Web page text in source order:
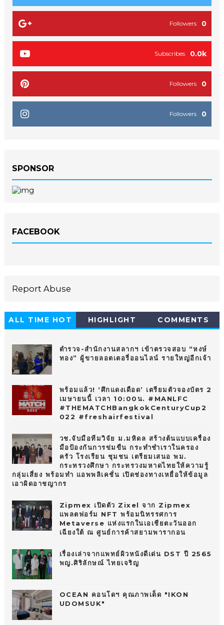
0
Followers
0.0k
Subscribes
0
Followers
0
Followers
SPONSOR
FACEBOOK
Report Abuse
ALL TIME HOT
HIGHLIGHT COMMENTS
ตำรวจ-สำนักงานสลากฯ เข้าตรวจสอบ “หงษ์
ทอง” ผู้ขายลอตเตอรี่ออนไลน์ รายใหญ่อีกเจ้า
พร้อมแล้ว! ‘ศึกแดงเดือด’ เตรียมตัวจองบัตร 2
เมษายนนี้ เวลา 10:00น. #MANLFC
#THEMATCHBangkokCenturyCup2
022 #freshairfestival
วช.จับมือทีมวิจัย ม.มหิดล สร้างต้นแบบเครื่อง
มือป้องกันการข่มขืน กระทำชำเราในครอง
ครัว โรงเรียน ชุมชน เตรียมเสนอ พม.
กระทรวงศึกษา กระทรวงมหาดไทยให้ความรู้
กลุ่มเสี่ยง พร้อมทำ แอพพลิเคชั่น เปิดช่องทางเหยื่อให้ข้อมูล
เอาผิดอาชญากร
Zipmex เปิดตัว Zixel จาก Zipmex
แพลตฟอร์ม NFT พร้อมนิทรรศการ
Metaverse แห่งแรกในเอเชียตะวันออก
เฉียงใต้ ณ ศูนย์การค้าสยามพารากอน
เรื่องเล่าจากแพทย์ผิวหนังดีเด่น DST ปี 2565
พญ.ศิริลักษณ์ ไทยเจริญ
OCEAN คอนโดฯ คุณภาพเด็ด "IKON
UDOMSUK"